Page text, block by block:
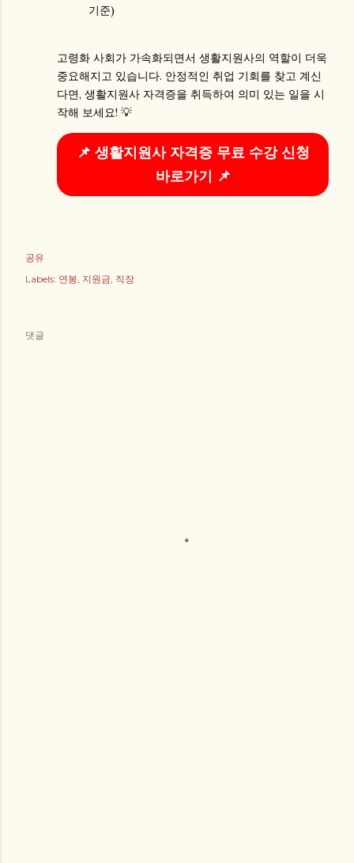
기준)
고령화 사회가 가속화되면서 생활지원사의 역할이 더욱
중요해지고 있습니다. 안정적인 취업 기회를 찾고 계신
다면, 생활지원사 자격증을 취득하여 의미 있는 일을 시
작해 보세요! 💡
📌 생활지원사 자격증 무료 수강 신청
바로가기 📌
공유
Labels: 연봉 지원금 직장
댓글